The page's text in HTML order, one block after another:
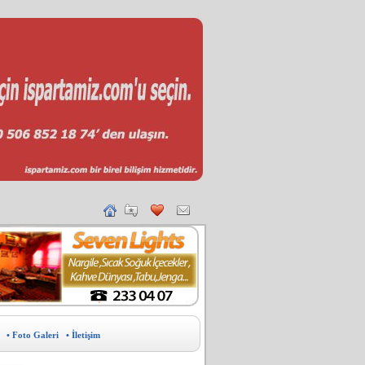
• Foto Galeri • İletişim